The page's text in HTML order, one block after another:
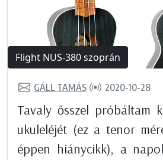
Flight NUS-380 szoprán
GÁLL TAMÁS 2020-10-28
Tavaly ősszel próbáltam
ukuleléjét (ez a tenor
éppen hiánycikk), a